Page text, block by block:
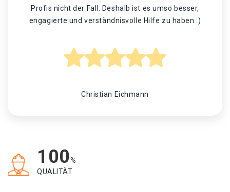
Profis nicht der Fall. Deshalb ist es umso besser,
engagierte und verständnisvolle Hilfe zu haben :)
Christian Eichmann
100%
QUALITÄT